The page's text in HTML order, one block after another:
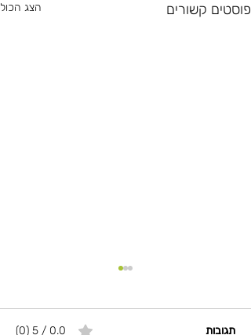
פוסטים קשורים הצג הכול
תגובות 0.0 / 5 ‏(0)